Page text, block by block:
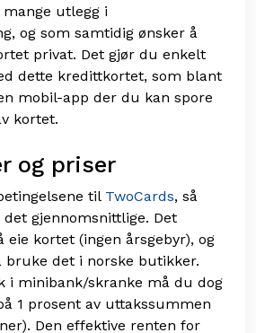
utlegg i
og som samtidig ønsker å
privat. Det gjør du enkelt
dette kredittkortet, som blant
mobil-app der du kan spore
kortet.
og priser
til TwoCards, så
gjennomsnittlige. Det
eie kortet (ingen årsgebyr), og
bruke det i norske butikker.
i minibank/skranke må du dog
1 prosent av uttakssummen
Den effektive renten for